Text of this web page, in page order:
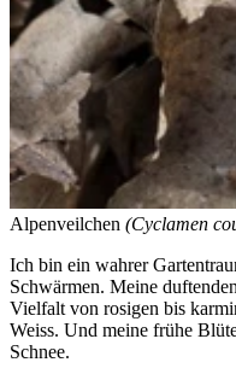
Alpenveilchen (Cyclamen
Ich bin ein wahrer
Schwärmen. Meine
Vielfalt von rosigen bis
Weiss. Und meine frühe
Schnee.